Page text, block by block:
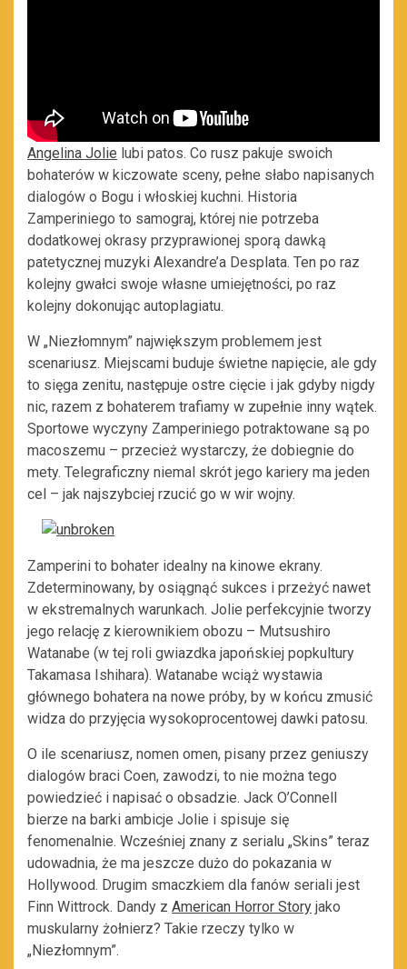
Angelina Jolie lubi patos. Co rusz pakuje swoich
bohaterów w kiczowate sceny, pełne słabo napisanych
dialogów o Bogu i włoskiej kuchni. Historia
Zamperiniego to samograj, której nie potrzeba
dodatkowej okrasy przyprawionej sporą dawką
patetycznej muzyki Alexandre’a Desplata. Ten po raz
kolejny gwałci swoje własne umiejętności, po raz
kolejny dokonując autoplagiatu.
W „Niezłomnym” największym problemem jest
scenariusz. Miejscami buduje świetne napięcie, ale gdy
to sięga zenitu, następuje ostre cięcie i jak gdyby nigdy
nic, razem z bohaterem trafiamy w zupełnie inny wątek.
Sportowe wyczyny Zamperiniego potraktowane są po
macoszemu – przecież wystarczy, że dobiegnie do
mety. Telegraficzny niemal skrót jego kariery ma jeden
cel – jak najszybciej rzucić go w wir wojny.
Zamperini to bohater idealny na kinowe ekrany.
Zdeterminowany, by osiągnąć sukces i przeżyć nawet
w ekstremalnych warunkach. Jolie perfekcyjnie tworzy
jego relację z kierownikiem obozu – Mutsushiro
Watanabe (w tej roli gwiazdka japońskiej popkultury
Takamasa Ishihara). Watanabe wciąż wystawia
głównego bohatera na nowe próby, by w końcu zmusić
widza do przyjęcia wysokoprocentowej dawki patosu.
O ile scenariusz, nomen omen, pisany przez geniuszy
dialogów braci Coen, zawodzi, to nie można tego
powiedzieć i napisać o obsadzie. Jack O’Connell
bierze na barki ambicje Jolie i spisuje się
fenomenalnie. Wcześniej znany z serialu „Skins” teraz
udowadnia, że ma jeszcze dużo do pokazania w
Hollywood. Drugim smaczkiem dla fanów seriali jest
Finn Wittrock. Dandy z American Horror Story jako
muskularny żołnierz? Takie rzeczy tylko w
„Niezłomnym”.